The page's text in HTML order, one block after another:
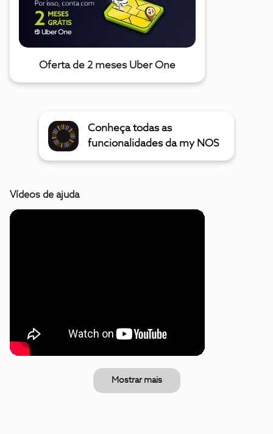
Oferta de 2 meses Uber One
Conheça todas as
funcionalidades da my NOS
Vídeos de ajuda
Mostrar mais